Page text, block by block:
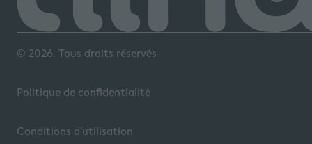
© 2026. Tous droits réservés
Politique de confidentialité
Conditions d’utilisation